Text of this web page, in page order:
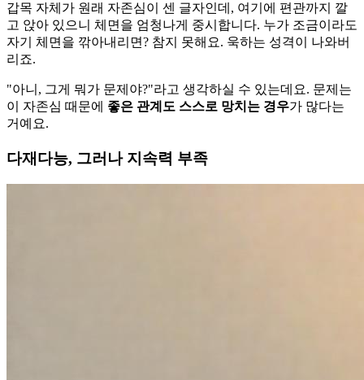
갑목 자체가 원래 자존심이 센 글자인데, 여기에 편관까지 깔
고 앉아 있으니 체면을 엄청나게 중시합니다. 누가 조금이라도
자기 체면을 깎아내리면? 참지 못해요. 욱하는 성격이 나와버
리죠.
"아니, 그게 뭐가 문제야?"라고 생각하실 수 있는데요. 문제는
이 자존심 때문에 좋은 관계도 스스로 망치는 경우가 많다는
거예요.
다재다능, 그러나 지속력 부족